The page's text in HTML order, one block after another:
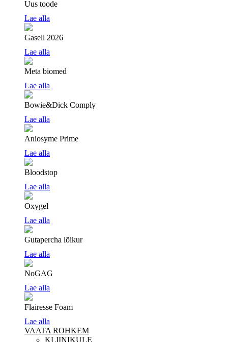
Uus toode
Lae alla
Gasell 2026
Lae alla
Meta biomed
Lae alla
Bowie&Dick Comply
Lae alla
Aniosyme Prime
Lae alla
Bloodstop
Lae alla
Oxygel
Lae alla
Gutapercha lõikur
Lae alla
NoGAG
Lae alla
Flairesse Foam
Lae alla
VAATA ROHKEM
KLIINIKULE